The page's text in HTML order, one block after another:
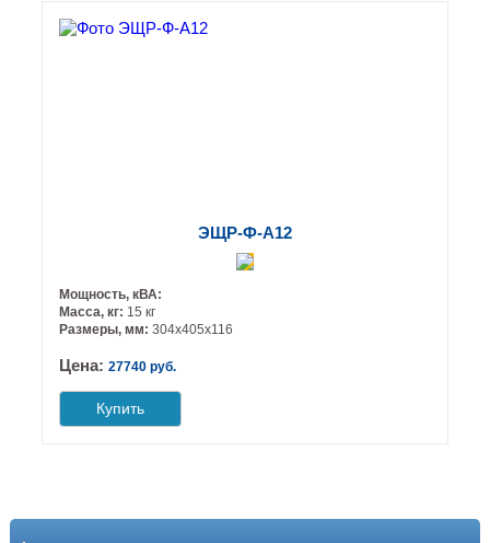
ЭЩР-Ф-А12
Мощность, кВА:
Масса, кг: 15 кг
Размеры, мм: 304х405х116
Цена: 27740 руб.
Купить